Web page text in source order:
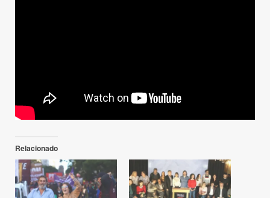
Relacionado